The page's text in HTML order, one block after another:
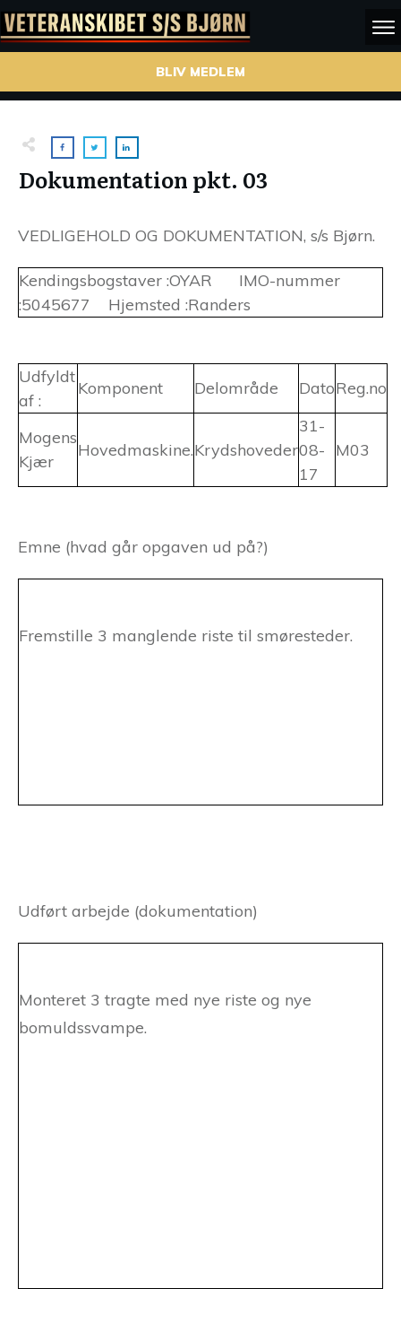
BLIV MEDLEM
Dokumentation pkt. 03
VEDLIGEHOLD OG DOKUMENTATION, s/s Bjørn.
Kendingsbogstaver :OYAR IMO-nummer
:5045677 Hjemsted :Randers
Udfyldt
af :
Komponent Delområde DatoReg.no
Mogens
Kjær
Hovedmaskine.Krydshoveder
31-
08-
17
M03
Emne (hvad går opgaven ud på?)
Fremstille 3 manglende riste til smøresteder.
Udført arbejde (dokumentation)
Monteret 3 tragte med nye riste og nye
bomuldssvampe.